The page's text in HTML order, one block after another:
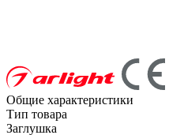
Общие характеристики
Тип товара
Заглушка